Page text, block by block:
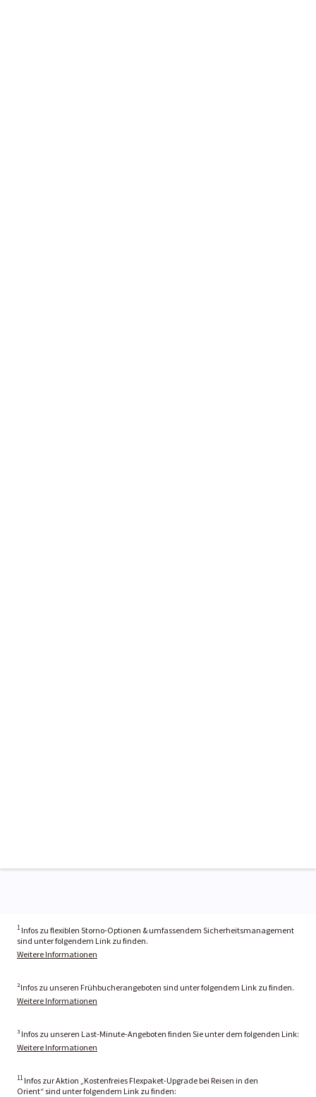
1 Infos zu flexiblen Storno-Optionen & umfassendem Sicherheitsmanagement
sind unter folgendem Link zu finden.
Weitere Informationen
²Infos zu unseren Frühbucherangeboten sind unter folgendem Link zu finden.
Weitere Informationen
³ Infos zu unseren Last-Minute-Angeboten finden Sie unter dem folgenden Link:
Weitere Informationen
11 Infos zur Aktion „Kostenfreies Flexpaket-Upgrade bei Reisen in den
Orient“ sind unter folgendem Link zu finden: